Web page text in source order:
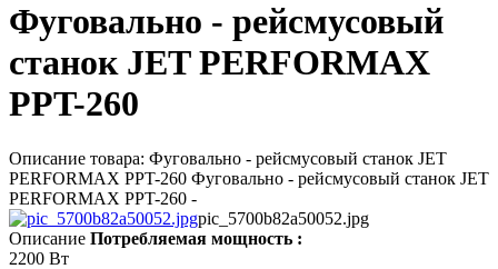
Фуговально - рейсмусовый
станок JET PERFORMAX
PPT-260
Описание товара: Фуговально - рейсмусовый станок JET
PERFORMAX PPT-260 Фуговально - рейсмусовый станок JET
PERFORMAX PPT-260 -
pic_5700b82a50052.jpg
Описание Потребляемая мощность :
2200 Вт